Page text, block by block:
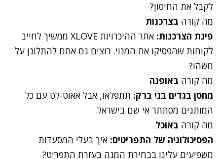
לקבל את החיסון?
מה קורה בצרכנות
פינת הצרכנות:
אתר ההיכרויות XLOVE ממשיך לחייב
לקוחות שהפסיקו את המנוי. רוצים גם אתם להתלונן על
משהו?
מה קורה באופנה
מחסן בגדים בני ברק: תתפלאו, אבל אאוט-לט עם כל
המותגים מסתתר אי שם בישראל.
מה קורה באוכל
הפסיכולוגיה של התפריטים: איך בעלי המסעדות
משפיעים עלינו בבחירת המנה בעזרת התפריט?